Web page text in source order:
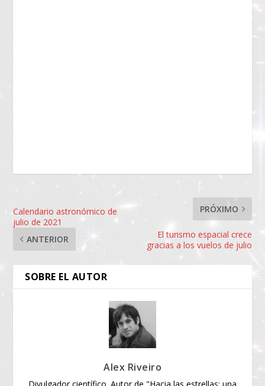
Calendario astronómico de
julio de 2021
ANTERIOR
PRÓXIMO
El turismo espacial crece
gracias a los vuelos de julio
SOBRE EL AUTOR
Alex Riveiro